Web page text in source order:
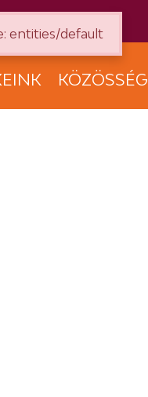
KÖZÖSSÉG
entities/default